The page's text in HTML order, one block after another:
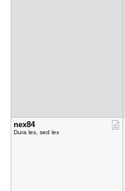
nex84
Dura lex, sed lex